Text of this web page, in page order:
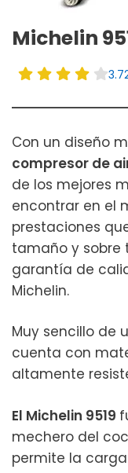
Michelin
Con un diseño
compresor de
de los mejores
encontrar en el
prestaciones
tamaño y sobre
garantía de
Michelin.
Muy sencillo de
cuenta con
altamente
El Michelin 9519
mechero del
permite la